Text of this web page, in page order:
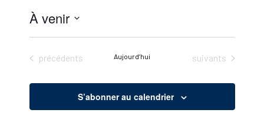
À venir
Sélectionnez
date.
Évènements
précédents Aujourd’hui Évènements
suivants
S’abonner au calendrier